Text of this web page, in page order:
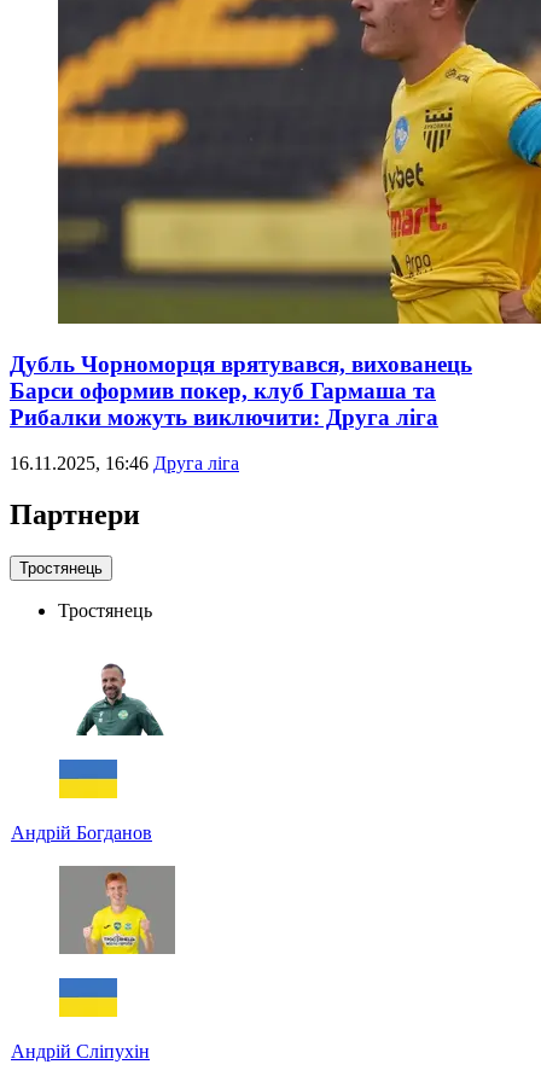
Дубль Чорноморця врятувався, вихованець
Барси оформив покер, клуб Гармаша та
Рибалки можуть виключити: Друга ліга
16.11.2025, 16:46 Друга ліга
Партнери
Тростянець
Тростянець
Андрій Богданов
Андрій Сліпухін